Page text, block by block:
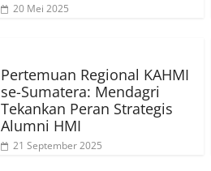
20 Mei 2025
Pertemuan Regional KAHMI
se-Sumatera: Mendagri
Tekankan Peran Strategis
Alumni HMI
21 September 2025